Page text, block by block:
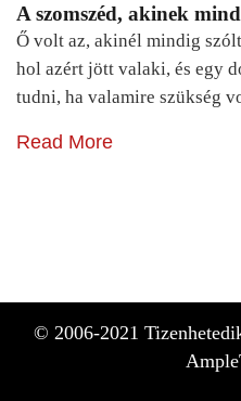
A szomszéd, akinek
Ő volt az, akinél mindig
hol azért jött valaki, és egy
tudni, ha valamire szükség
Read More
© 2006-2021